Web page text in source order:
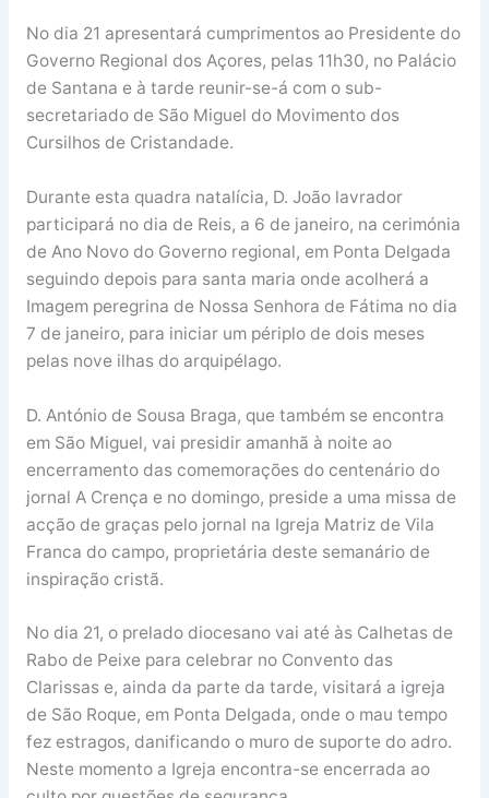
No dia 21 apresentará cumprimentos ao Presidente do
Governo Regional dos Açores, pelas 11h30, no Palácio
de Santana e à tarde reunir-se-á com o sub-
secretariado de São Miguel do Movimento dos
Cursilhos de Cristandade.
Durante esta quadra natalícia, D. João lavrador
participará no dia de Reis, a 6 de janeiro, na cerimónia
de Ano Novo do Governo regional, em Ponta Delgada
seguindo depois para santa maria onde acolherá a
Imagem peregrina de Nossa Senhora de Fátima no dia
7 de janeiro, para iniciar um périplo de dois meses
pelas nove ilhas do arquipélago.
D. António de Sousa Braga, que também se encontra
em São Miguel, vai presidir amanhã à noite ao
encerramento das comemorações do centenário do
jornal A Crença e no domingo, preside a uma missa de
acção de graças pelo jornal na Igreja Matriz de Vila
Franca do campo, proprietária deste semanário de
inspiração cristã.
No dia 21, o prelado diocesano vai até às Calhetas de
Rabo de Peixe para celebrar no Convento das
Clarissas e, ainda da parte da tarde, visitará a igreja
de São Roque, em Ponta Delgada, onde o mau tempo
fez estragos, danificando o muro de suporte do adro.
Neste momento a Igreja encontra-se encerrada ao